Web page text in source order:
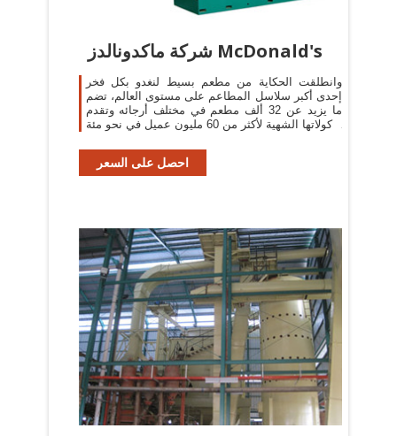
شركة ماكدونالدز McDonald's
وانطلقت الحكاية من مطعم بسيط لنغدو بكل فخر
إحدى أكبر سلاسل المطاعم على مستوى العالم، تضم
ما يزيد عن 32 ألف مطعم في مختلف أرجائه وتقدم
مأكولاتها الشهية لأكثر من 60 مليون عميل في نحو مئة
احصل على السعر